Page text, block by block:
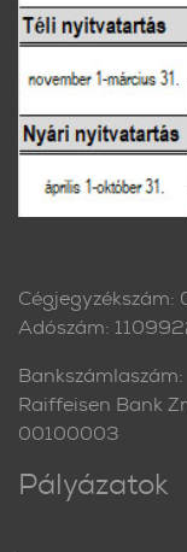
Adószám:
Bankszámlaszám:
Raiffeisen Bank
00100003
Pályázatok